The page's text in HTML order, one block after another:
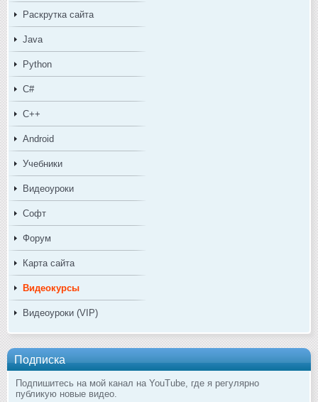
Раскрутка сайта
Java
Python
C#
C++
Android
Учебники
Видеоуроки
Софт
Форум
Карта сайта
Видеокурсы
Видеоуроки (VIP)
Подписка
Подпишитесь на мой канал на YouTube, где я регулярно
публикую новые видео.